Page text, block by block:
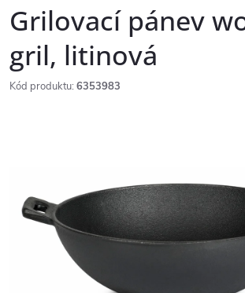
Grilovací pánev
gril, litinová
Kód produktu: 6353983